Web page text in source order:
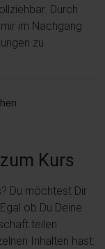
Durch
im Nachgang
zu
Kurs
Du möchtest Dir
ob Du Deine
teilen
Inhalten hast: